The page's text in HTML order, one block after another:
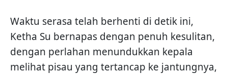
Waktu serasa telah berhenti di detik ini,
Ketha Su bernapas dengan penuh kesulitan,
dengan perlahan menundukkan kepala
melihat pisau yang tertancap ke jantungnya,